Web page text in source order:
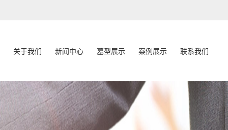
关于我们 新闻中心 墓型展示 案例展示 联系我们